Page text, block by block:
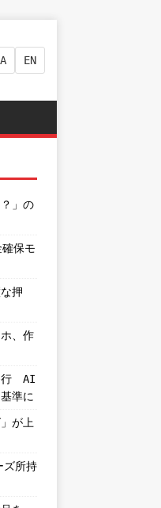
EN
」の
保モ
押
、作
行 AI
準に
が上
ズ所持